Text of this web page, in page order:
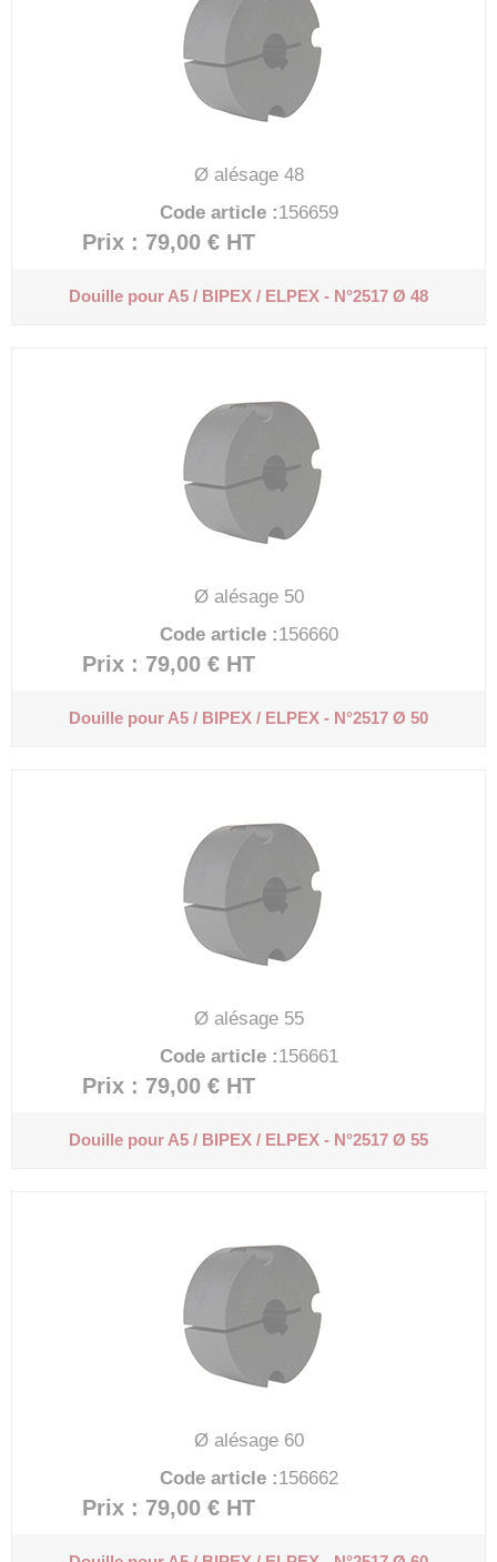
Ø alésage 48
Code article :156659
Prix : 79,00 € HT
Douille pour A5 / BIPEX / ELPEX - N°2517 Ø 48
Ø alésage 50
Code article :156660
Prix : 79,00 € HT
Douille pour A5 / BIPEX / ELPEX - N°2517 Ø 50
Ø alésage 55
Code article :156661
Prix : 79,00 € HT
Douille pour A5 / BIPEX / ELPEX - N°2517 Ø 55
Ø alésage 60
Code article :156662
Prix : 79,00 € HT